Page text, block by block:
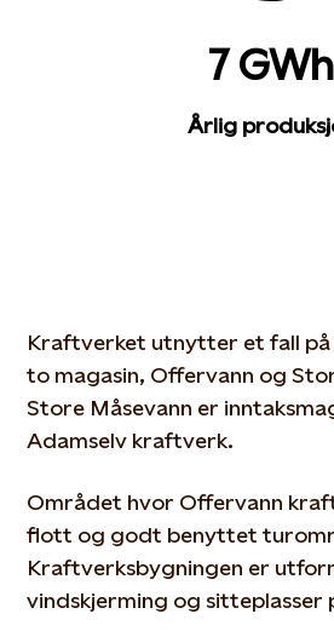
7 GWh
Årlig
Kraftverket utnytter et fall på
to magasin, Offervann og
Store Måsevann er
Adamselv kraftverk.
Området hvor Offervann
flott og godt benyttet
Kraftverksbygningen er
vindskjerming og sitteplasser